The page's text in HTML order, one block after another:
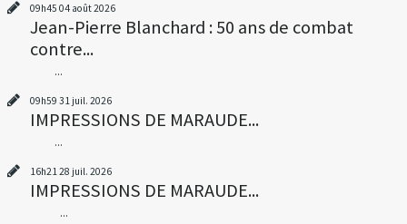
09h45 04 août 2026
Jean-Pierre Blanchard : 50 ans de combat
contre...
...
09h59 31 juil. 2026
IMPRESSIONS DE MARAUDE...
...
16h2128 juil. 2026
IMPRESSIONS DE MARAUDE...
...